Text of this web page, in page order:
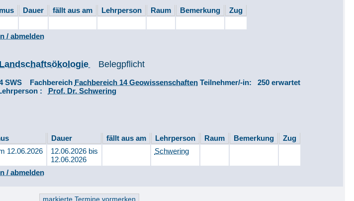
Dauer fällt aus am Lehrperson Raum Bemerkung
Zug
/ abmelden
Belegpflicht
Fachbereich Fachbereich 14 GeowissenschaftenTeilnehmer/-in: 250 erwartet
: Prof. Dr. Schwering
Dauer fällt aus am Lehrperson Raum Bemerkung
Zug
12.06.2026
12.06.2026 bis
12.06.2026
Schwering
/ abmelden